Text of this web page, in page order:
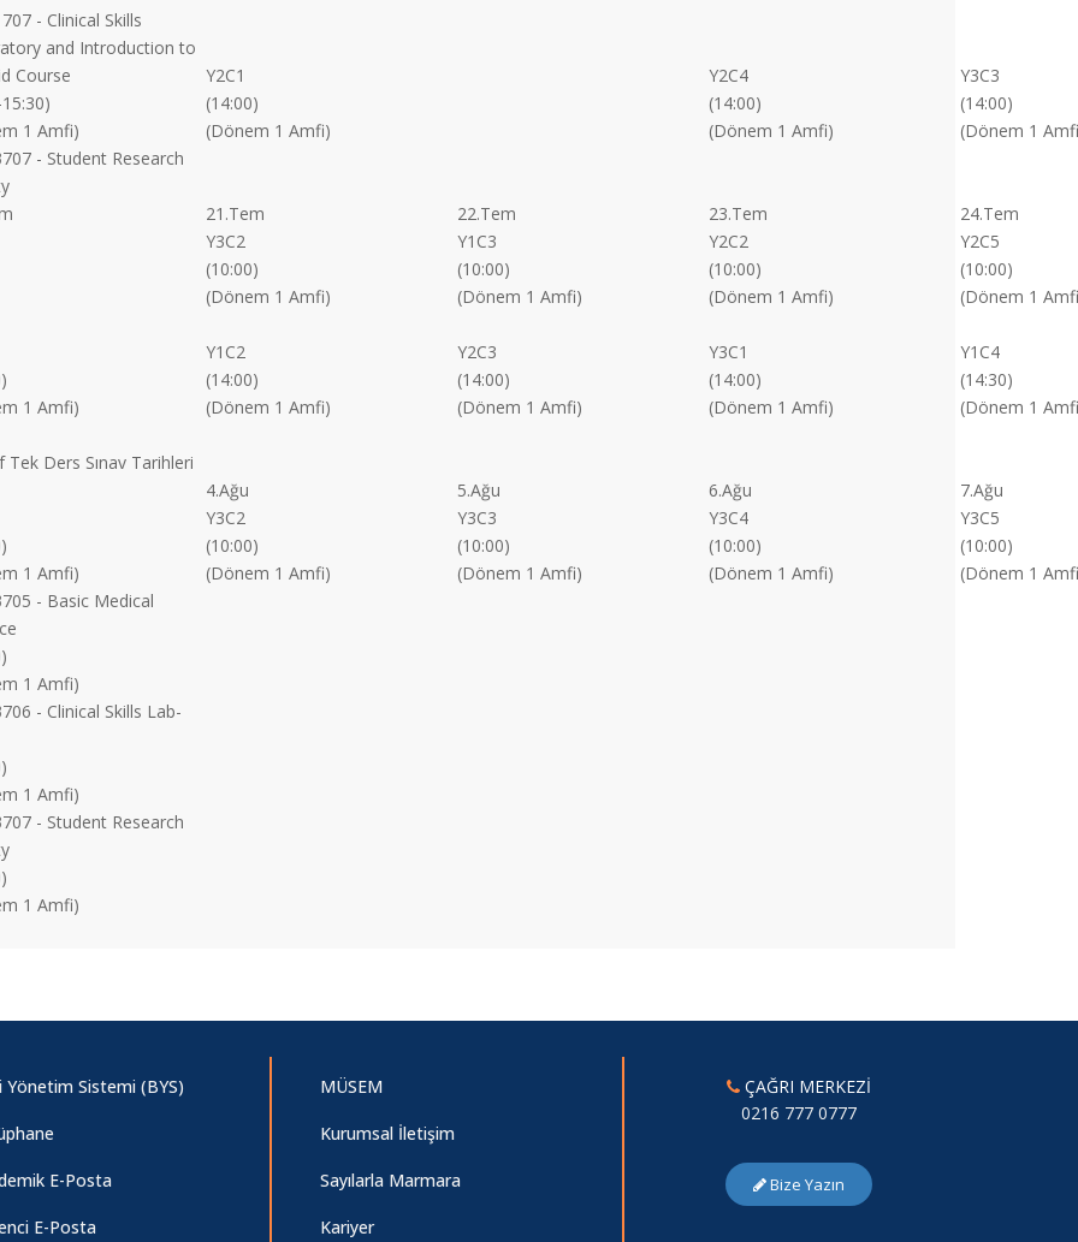
- Clinical Skills
and Introduction to
Course
1 Amfi)
- Student Research
Y2C1
(14:00)
(Dönem 1 Amfi)
Y2C4
(14:00)
(Dönem 1 Amfi)
Y3C3
(14:00)
(Dönem 1
21.Tem 22.Tem 23.Tem
24.Tem
Y3C2
(10:00)
(Dönem 1 Amfi)
Y1C3
(10:00)
(Dönem 1 Amfi)
Y2C2
(10:00)
(Dönem 1 Amfi)
Y2C5
(10:00)
(Dönem 1
1 Amfi)
Y1C2
(14:00)
(Dönem 1 Amfi)
Y2C3
(14:00)
(Dönem 1 Amfi)
Y3C1
(14:00)
(Dönem 1 Amfi)
Y1C4
(14:30)
(Dönem 1
Tek Ders Sınav Tarihleri
4.Ağu 5.Ağu 6.Ağu
7.Ağu
1 Amfi)
Y3C2
(10:00)
(Dönem 1 Amfi)
Y3C3
(10:00)
(Dönem 1 Amfi)
Y3C4
(10:00)
(Dönem 1 Amfi)
Y3C5
(10:00)
(Dönem 1
- Basic Medical
1 Amfi)
- Clinical Skills Lab-
1 Amfi)
- Student Research
1 Amfi)
Yönetim Sistemi (BYS)
E-Posta
E-Posta
MÜSEM
Kurumsal İletişim
Sayılarla Marmara
Kariyer
ÇAĞRI MERKEZİ
0216 777 0777
Bize Yazın